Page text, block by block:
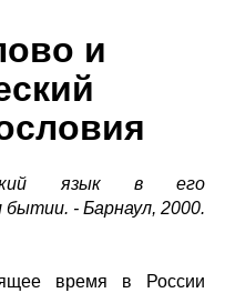
и
язык в его
- Барнаул, 2000.
время в России